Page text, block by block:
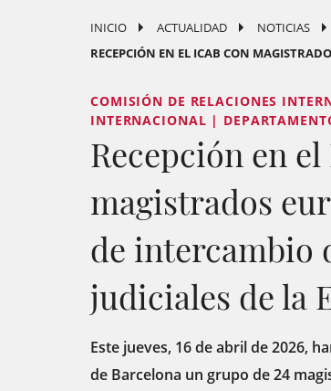
INICIO ACTUALIDAD
NOTICIAS
RECEPCIÓN EN EL ICAB CON
COMISIÓN DE RELACIONES
INTERNACIONAL |
Recepción en
magistrados
de intercambio
judiciales de la
Este jueves, 16 de abril de 2026,
de Barcelona un grupo de 24